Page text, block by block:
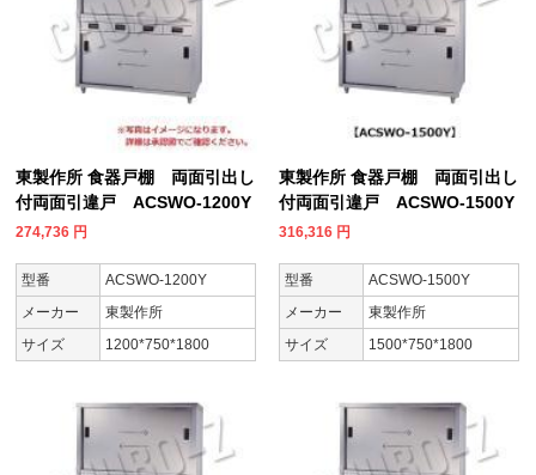
東製作所 食器戸棚 両面引出し
付両面引違戸 ACSWO-1200Y
274,736 円
型番
ACSWO-1200Y
メーカー
東製作所
サイズ
1200*750*1800
東製作所 食器戸棚 両面引出し
付両面引違戸 ACSWO-1500Y
316,316 円
型番
ACSWO-1500Y
メーカー
東製作所
サイズ
1500*750*1800